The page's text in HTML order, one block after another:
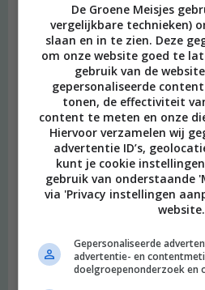
Nergens te zien waar het vandaan
zijn. Na het lezen van jullie artikel
vermoede, niet meer kopen dus!
Als kleine aanmerking over waar je
halen. Helaas is een kinderboerderij
dierenwelzijn ook niet altijd een
hokken, te weinig toezicht en/of
jonge dieren die niet allemaal op de
wel heen gaan is niet altijd duidelijk
Dan toch liever de natuur of een
Leonieschreef:
De Groene Meisjes
vergelijkbare technieken)
slaan en in te zien. Deze
om onze website goed te
gebruik van de
gepersonaliseerde
tonen, de effectiviteit
content te meten en onze
Hiervoor verzamelen wij
advertentie ID’s,
kunt je cookie
gebruik van onderstaande
via 'Privacy instellingen
website.
Gepersonaliseerde
advertentie- en
doelgroepenonderzoek en